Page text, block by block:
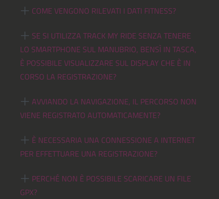
COME VENGONO RILEVATI I DATI FITNESS?
SE SI UTILIZZA TRACK MY RIDE SENZA TENERE
LO SMARTPHONE SUL MANUBRIO, BENSÌ IN TASCA,
È POSSIBILE VISUALIZZARE SUL DISPLAY CHE È IN
CORSO LA REGISTRAZIONE?
AVVIANDO LA NAVIGAZIONE, IL PERCORSO NON
VIENE REGISTRATO AUTOMATICAMENTE?
È NECESSARIA UNA CONNESSIONE A INTERNET
PER EFFETTUARE UNA REGISTRAZIONE?
PERCHÉ NON È POSSIBILE SCARICARE UN FILE
GPX?